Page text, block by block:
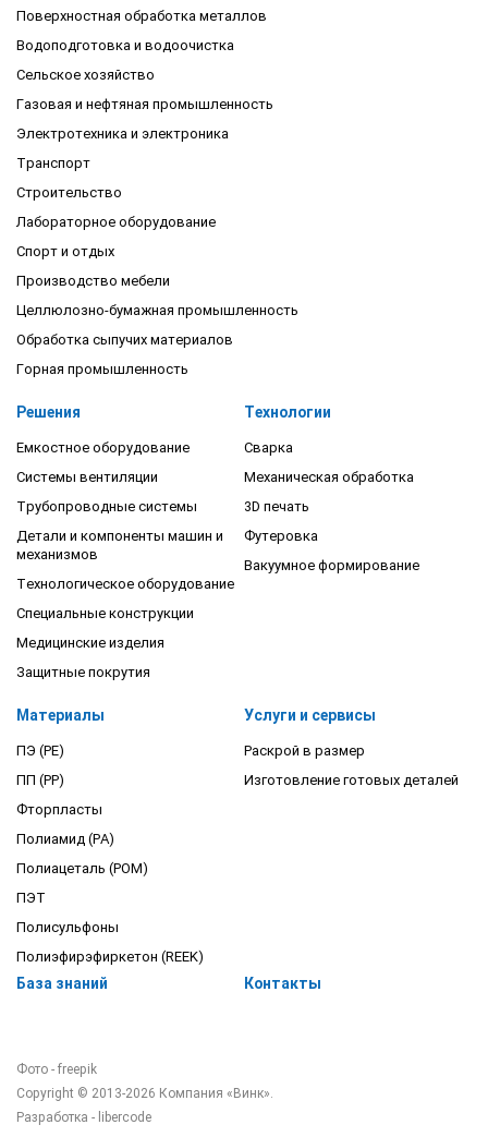
Поверхностная обработка металлов
Водоподготовка и водоочистка
Сельское хозяйство
Газовая и нефтяная промышленность
Электротехника и электроника
Транспорт
Строительство
Лабораторное оборудование
Спорт и отдых
Производство мебели
Целлюлозно-бумажная промышленность
Обработка сыпучих материалов
Горная промышленность
Решения
Емкостное оборудование
Системы вентиляции
Трубопроводные системы
Детали и компоненты машин и
механизмов
Технологическое оборудование
Специальные конструкции
Медицинские изделия
Защитные покрутия
Технологии
Сварка
Механическая обработка
3D печать
Футеровка
Вакуумное формирование
Материалы
ПЭ (PE)
ПП (PP)
Фторпласты
Полиамид (PA)
Полиацеталь (POM)
ПЭТ
Полисульфоны
Полиэфирэфиркетон (REEK)
Услуги и сервисы
Раскрой в размер
Изготовление готовых деталей
База знаний Контакты
Фото - freepik
Copyright © 2013-2026 Компания «Винк».
Разработка - libercode